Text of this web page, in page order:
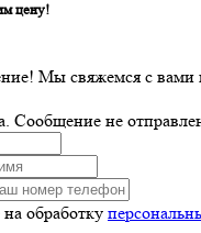
цену!
Мы свяжемся с
Сообщение не
обработку